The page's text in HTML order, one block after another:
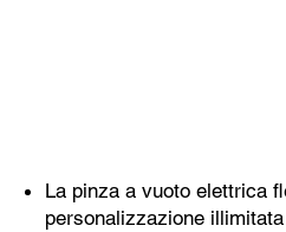
La pinza a vuoto elettrica
personalizzazione